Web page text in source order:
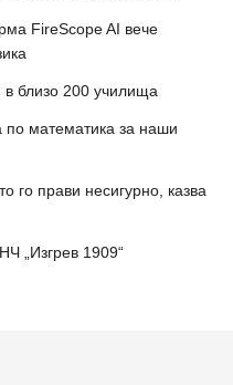
FireScope AI вече
близо 200 училища
по математика за наши
го прави несигурно, казва
„Изгрев 1909“